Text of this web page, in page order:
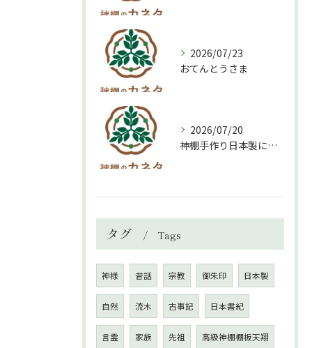
2026/07/23
おてんとうさま
2026/07/20
神棚手作り日本製について
タグ Tags
神様 昔話 宗教 御朱印 日本製
自然 流木 古事記 日本書紀
言霊 家族 先祖 高級神棚棚板天翔